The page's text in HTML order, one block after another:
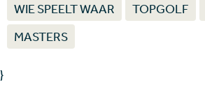
WIE SPEELT WAAR TOPGOLF
MASTERS
}